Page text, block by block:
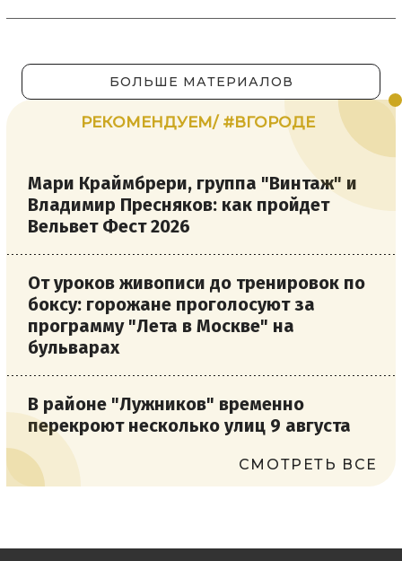
БОЛЬШЕ МАТЕРИАЛОВ
РЕКОМЕНДУЕМ/ #ВГОРОДЕ
Мари Краймбрери, группа "Винтаж" и
Владимир Пресняков: как пройдет
Вельвет Фест 2026
От уроков живописи до тренировок по
боксу: горожане проголосуют за
программу "Лета в Москве" на
бульварах
В районе "Лужников" временно
перекроют несколько улиц 9 августа
СМОТРЕТЬ ВСЕ